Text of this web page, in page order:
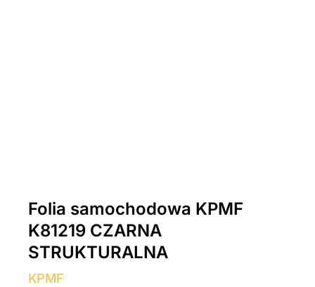
Folia samochodowa KPMF
K81219 CZARNA
STRUKTURALNA
KPMF